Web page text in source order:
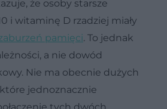
że osoby starsze
i witaminę D rzadziej miały
pamięci. To jednak
a nie dowód
Nie ma obecnie dużych
jednoznacznie
tych dwóch